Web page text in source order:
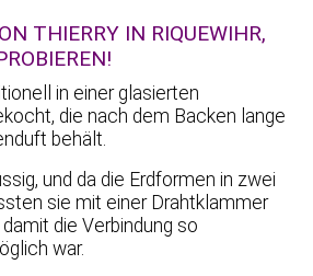
THIERRY IN RIQUEWIHR,
in einer glasierten
die nach dem Backen lange
behält.
und da die Erdformen in zwei
sie mit einer Drahtklammer
die Verbindung so
war.